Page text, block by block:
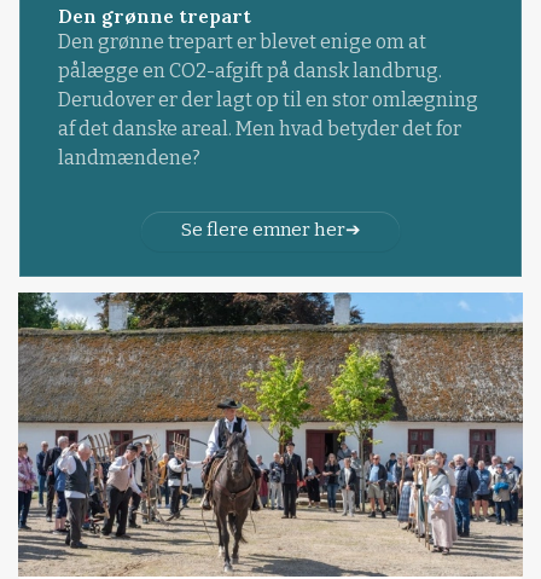
Den grønne trepart
Den grønne trepart er blevet enige om at
pålægge en CO2-afgift på dansk landbrug.
Derudover er der lagt op til en stor omlægning
af det danske areal. Men hvad betyder det for
landmændene?
Se flere emner her